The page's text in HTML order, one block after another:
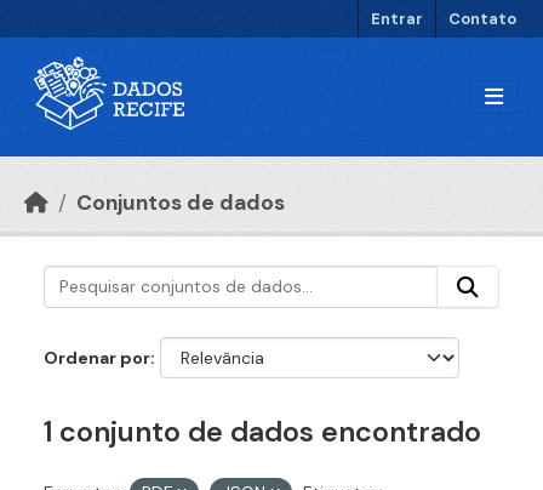
Entrar Contato
Conjuntos de dados
Ordenar por
1 conjunto de dados encontrado